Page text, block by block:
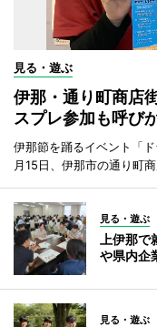
見る・遊ぶ
伊那・通り町商店
スプレ参加も呼び
伊那節を踊るイベント「
月15日、伊那市の通り町
見る・遊ぶ
上伊那
や県内企
見る・遊ぶ